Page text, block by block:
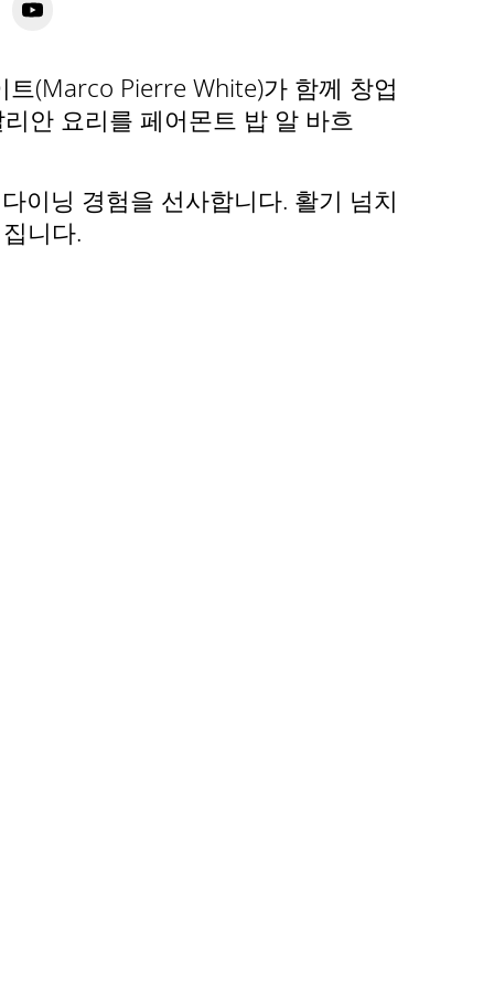
(Marco Pierre White)가 함께 창업
안 요리를 페어몬트 밥 알 바흐
이닝 경험을 선사합니다. 활기 넘치
니다.